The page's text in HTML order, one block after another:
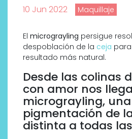
10 Jun 2022 Maquillaje
El micrograyling persigue
despoblación de la ceja
resultado más natural.
Desde las colinas
con amor nos
micrograyling,
pigmentación de
distinta a todas